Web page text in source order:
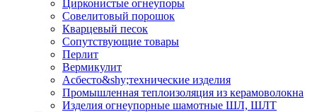
Цирконистые огнеупоры
Совелитовый порошок
Кварцевый песок
Сопутствующие товары
Перлит
Вермикулит
Асбесто&shy;технические изделия
Промышленная теплоизоляция из керамоволокна
Изделия огнеупорные шамотные ШЛ, ШЛТ